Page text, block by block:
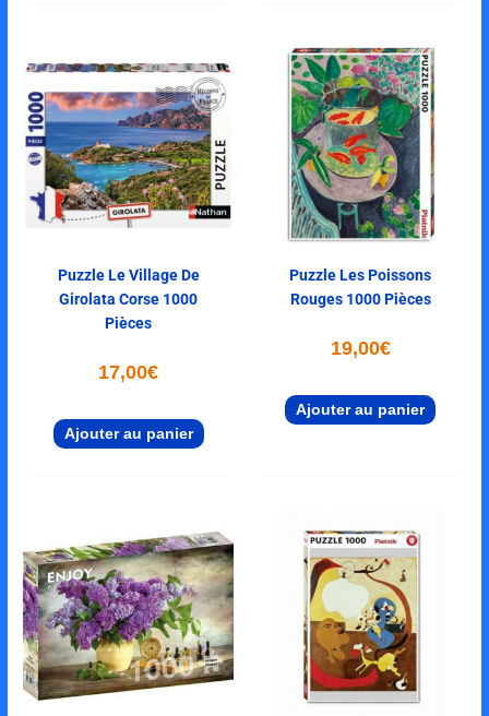
Puzzle Le Village De
Girolata Corse 1000
Pièces
17,00€
Ajouter au panier
Puzzle Les Poissons
Rouges 1000 Pièces
19,00€
Ajouter au panier